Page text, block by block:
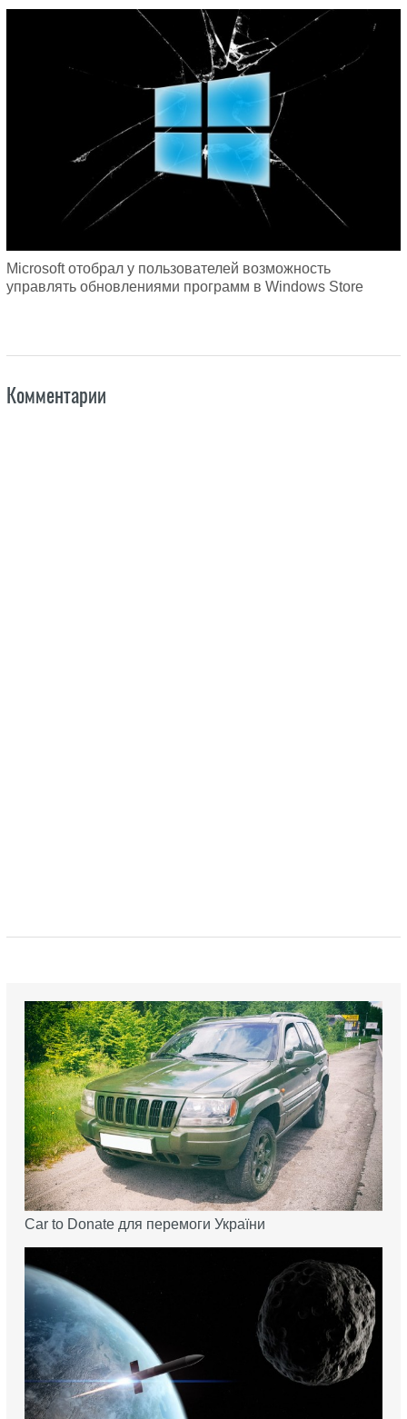
Microsoft отобрал у пользователей возможность
управлять обновлениями программ в Windows Store
Комментарии
Car to Donate для перемоги України